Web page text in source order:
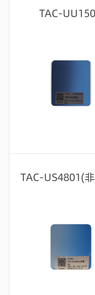
TAC-
TAC-US4801(